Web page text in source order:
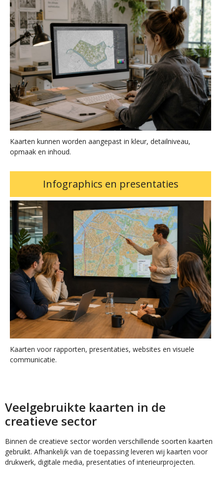
Kaarten kunnen worden aangepast in kleur, detailniveau,
opmaak en inhoud.
Infographics en presentaties
Kaarten voor rapporten, presentaties, websites en visuele
communicatie.
Veelgebruikte kaarten in de
creatieve sector
Binnen de creatieve sector worden verschillende soorten kaarten
gebruikt. Afhankelijk van de toepassing leveren wij kaarten voor
drukwerk, digitale media, presentaties of interieurprojecten.